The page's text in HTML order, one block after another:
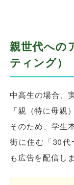
親世代への
ティング）
中高生の場合、
「親（特に母親
そのため、学生
街に住む「30代
も広告を配信しま